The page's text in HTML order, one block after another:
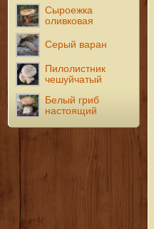
Сыроежка
оливковая
Серый варан
Пилолистник
чешуйчатый
Белый гриб
настоящий